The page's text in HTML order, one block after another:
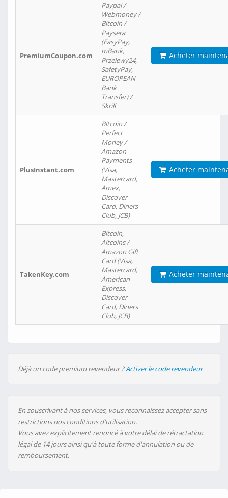
PremiumCoupon.com
Paypal /
Webmoney /
Bitcoin /
Paysera
(EasyPay,
mBank,
Przelewy24,
SafetyPay,
EUROPEAN
Bank
Transfer) /
Skrill
Acheter
PlusInstant.com
Bitcoin /
Perfect
Money /
Amazon
Payments
(Visa,
Mastercard,
Amex,
Discover
Card, Diners
Club, JCB)
Acheter
TakenKey.com
Bitcoin,
Altcoins /
Amazon Gift
Card (Visa,
Mastercard,
American
Express,
Discover
Card, Diners
Club, JCB)
Acheter
Déjà un code premium revendeur ?Activer le code revendeur
En souscrivant à nos services, vous reconnaissez accepter sans
restrictions nos conditions d'utilisation.
Vous avez explicitement renoncé à votre délai de rétractation
légal de 14 jours ainsi qu'à toute forme d'annulation ou de
remboursement.